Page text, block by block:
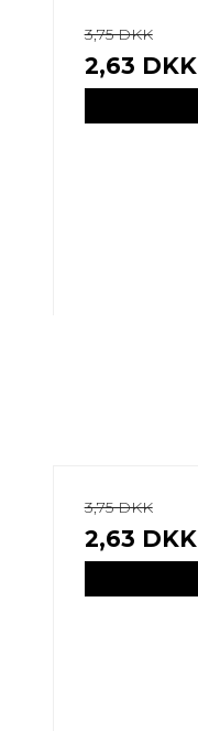
3,75 DKK
2,63 DKK
3,75 DKK
2,63 DKK